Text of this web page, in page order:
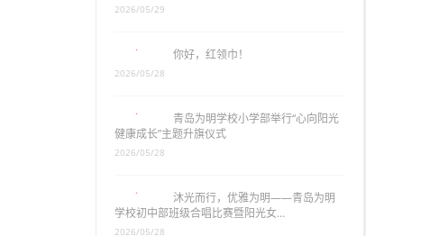
2026/05/29
你好，红领巾！
2026/05/28
青岛为明学校小学部举行“心向阳光
健康成长”主题升旗仪式
2026/05/28
沐光而行，优雅为明——青岛为明
学校初中部班级合唱比赛暨阳光女…
2026/05/28